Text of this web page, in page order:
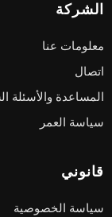
الشركة
معلومات عنا
اتصال
المساعدة والأسئلة
سياسة العمر
قانوني
سياسة الخصوصية